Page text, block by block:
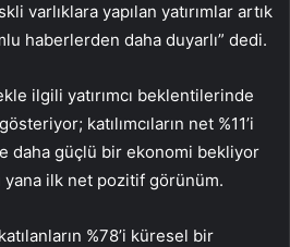
varlıklara yapılan yatırımlar artık
haberlerden daha duyarlı” dedi.
ilgili yatırımcı beklentilerinde
katılımcıların net %11’i
daha güçlü bir ekonomi bekliyor
yana ilk net pozitif görünüm.
%78’i küresel bir